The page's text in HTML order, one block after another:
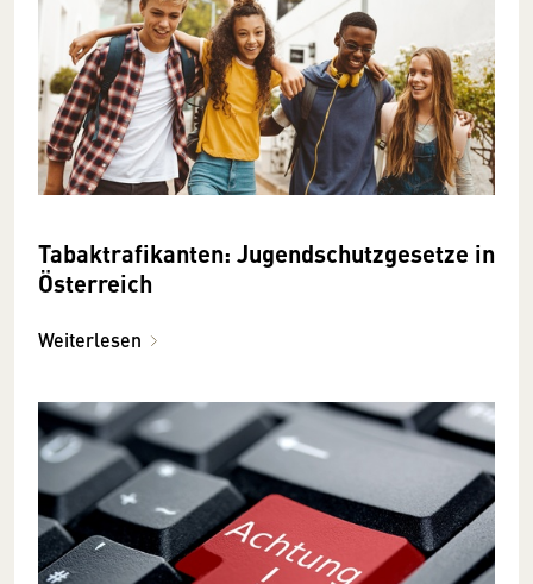
Tabaktrafikanten: Jugendschutz­gesetze in
Österreich
Weiterlesen